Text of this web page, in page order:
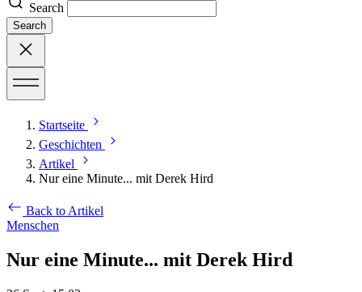
Search
Search
Startseite
Geschichten
Artikel
Nur eine Minute... mit Derek Hird
Back to Artikel
Menschen
Nur eine Minute... mit Derek Hird